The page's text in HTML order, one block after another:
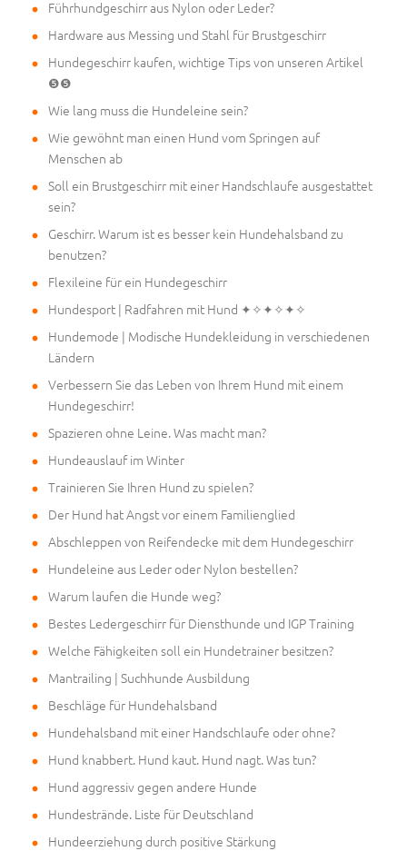
Führhundgeschirr aus Nylon oder Leder?
Hardware aus Messing und Stahl für Brustgeschirr
Hundegeschirr kaufen, wichtige Tips von unseren Artikel
❺❺
Wie lang muss die Hundeleine sein?
Wie gewöhnt man einen Hund vom Springen auf
Menschen ab
Soll ein Brustgeschirr mit einer Handschlaufe ausgestattet
sein?
Geschirr. Warum ist es besser kein Hundehalsband zu
benutzen?
Flexileine für ein Hundegeschirr
Hundesport | Radfahren mit Hund ✦✧✦✧✦✧
Hundemode | Modische Hundekleidung in verschiedenen
Ländern
Verbessern Sie das Leben von Ihrem Hund mit einem
Hundegeschirr!
Spazieren ohne Leine. Was macht man?
Hundeauslauf im Winter
Trainieren Sie Ihren Hund zu spielen?
Der Hund hat Angst vor einem Familienglied
Abschleppen von Reifendecke mit dem Hundegeschirr
Hundeleine aus Leder oder Nylon bestellen?
Warum laufen die Hunde weg?
Bestes Ledergeschirr für Diensthunde und IGP Training
Welche Fähigkeiten soll ein Hundetrainer besitzen?
Mantrailing | Suchhunde Ausbildung
Beschläge für Hundehalsband
Hundehalsband mit einer Handschlaufe oder ohne?
Hund knabbert. Hund kaut. Hund nagt. Was tun?
Hund aggressiv gegen andere Hunde
Hundestrände. Liste für Deutschland
Hundeerziehung durch positive Stärkung